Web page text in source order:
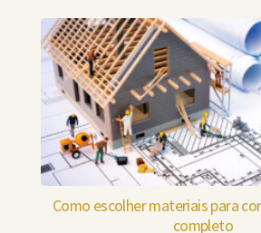
Como escolher materiais para
completo